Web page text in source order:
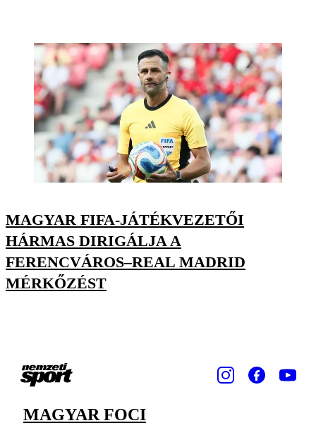
MAGYAR FIFA-JÁTÉKVEZETŐI
HÁRMAS DIRIGÁLJA A
FERENCVÁROS–REAL MADRID
MÉRKŐZÉST
MAGYAR FOCI